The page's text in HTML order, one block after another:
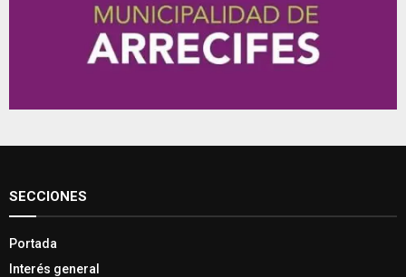
SECCIONES
Portada
Interés general